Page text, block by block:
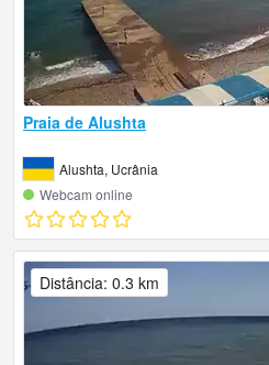
Praia de Alushta
Alushta, Ucrânia
Webcam online
Distância: 0.3 km